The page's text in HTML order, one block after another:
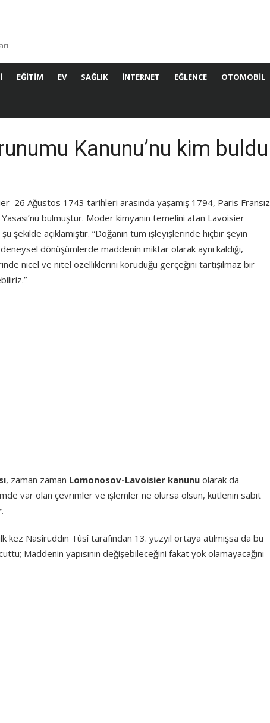
EĞITIM EV SAĞLIK İNTERNET EĞLENCE OTOMOBIL
Kanunu’nu kim buldu
26 Ağustos 1743 tarihleri arasında yaşamış 1794, Paris Fransız
bulmuştur. Moder kimyanın temelini atan Lavoisier
şekilde açıklamıştır. “Doğanın tüm işleyişlerinde hiçbir şeyin
dönüşümlerde maddenin miktar olarak aynı kaldığı,
nicel ve nitel özelliklerini koruduğu gerçeğini tartışılmaz bir
, zaman zaman Lomonosov-Lavoisier kanunu olarak da
var olan çevrimler ve işlemler ne olursa olsun, kütlenin sabit
kez Nasîrüddin Tûsî tarafından 13. yüzyıl ortaya atılmışsa da bu
Maddenin yapısının değişebileceğini fakat yok olamayacağını